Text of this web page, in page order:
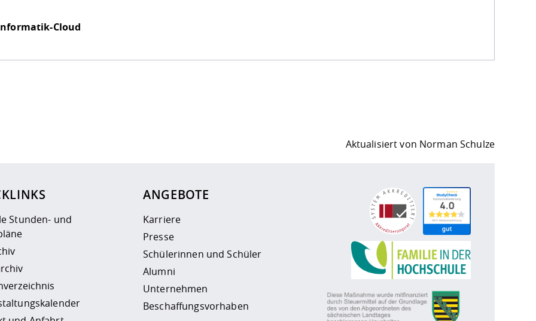
Cloud
Aktualisiert von Norman Schulze
Stunden- und
ANGEBOTE
Karriere
Presse
Schülerinnen und Schüler
Alumni
Unternehmen
Beschaffungsvorhaben